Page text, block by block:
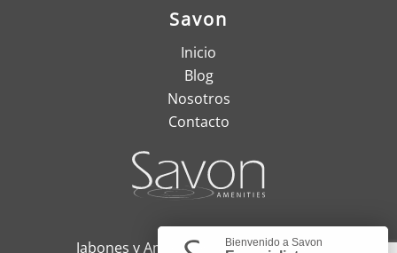
Savon
Inicio
Blog
Nosotros
Contacto
Jabones y Amenities, Quito - Ecuador
Bienvenido a Savon